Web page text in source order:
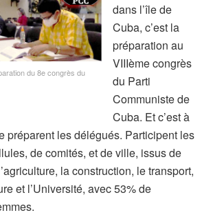
du 8e congrès du
dans l’île de
Cuba, c’est la
préparation au
VIIIème congrès
du Parti
Communiste de
Cuba. Et c’est à
préparent les délégués. Participent les
de comités, et de ville, issus de
la construction, le transport,
et l’Université, avec 53% de